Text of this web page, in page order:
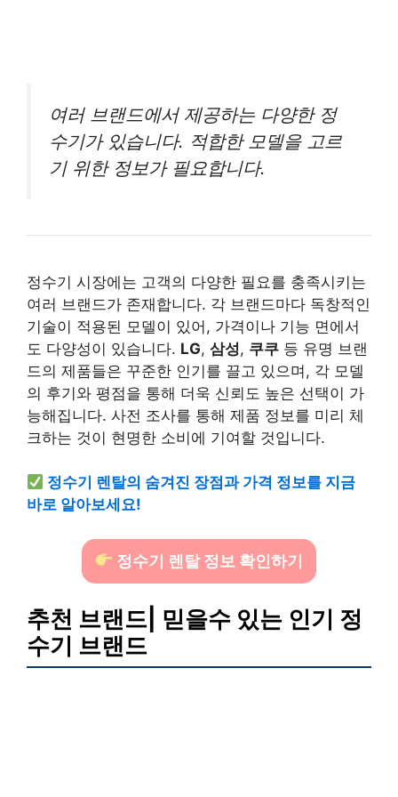
여러 브랜드에서 제공하는 다양한 정
수기가 있습니다. 적합한 모델을 고르
기 위한 정보가 필요합니다.
정수기 시장에는 고객의 다양한 필요를 충족시키는
여러 브랜드가 존재합니다. 각 브랜드마다 독창적인
기술이 적용된 모델이 있어, 가격이나 기능 면에서
도 다양성이 있습니다. LG, 삼성, 쿠쿠 등 유명 브랜
드의 제품들은 꾸준한 인기를 끌고 있으며, 각 모델
의 후기와 평점을 통해 더욱 신뢰도 높은 선택이 가
능해집니다. 사전 조사를 통해 제품 정보를 미리 체
크하는 것이 현명한 소비에 기여할 것입니다.
정수기 렌탈의 숨겨진 장점과 가격 정보를 지금
바로 알아보세요!
정수기 렌탈 정보 확인하기
추천 브랜드| 믿을수 있는 인기 정
수기 브랜드